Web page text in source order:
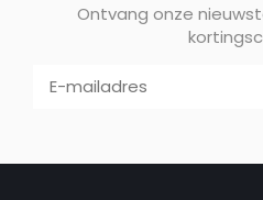
Ontvang onze